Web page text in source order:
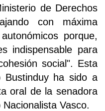
de Derechos
con máxima
porque,
indispensable para
social". Esta
Bustinduy ha sido a
oral de la senadora
Vasco.